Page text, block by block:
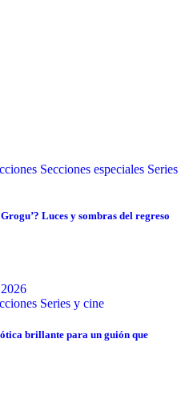
Secciones especiales Series
Luces y sombras del regreso
Series y cine
brillante para un guión que